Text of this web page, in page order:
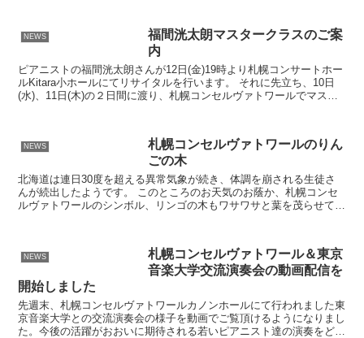
NEWS
福間洸太朗マスタークラスのご案
内
ピアニストの福間洸太朗さんが12日(金)19時より札幌コンサートホー
ルKitara小ホールにてリサイタルを行います。 それに先立ち、10日
(水)、11日(木)の２日間に渡り、札幌コンセルヴァトワールでマスタ
NEWS
札幌コンセルヴァトワールのりん
ごの木
北海道は連日30度を超える異常気象が続き、体調を崩される生徒さ
んが続出したようです。 このところのお天気のお蔭か、札幌コンセ
ルヴァトワールのシンボル、リンゴの木もワサワサと葉を茂らせてい
NEWS
札幌コンセルヴァトワール＆東京
音楽大学交流演奏会の動画配信を
開始しました
先週末、札幌コンセルヴァトワールカノンホールにて行われました東
京音楽大学との交流演奏会の様子を動画でご覧頂けるようになりまし
た。今後の活躍がおおいに期待される若いピアニスト達の演奏をどう